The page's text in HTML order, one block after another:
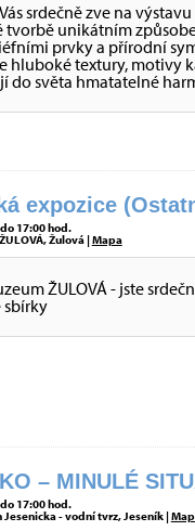
srdečně zve na
tvorbě unikátním
prvky a přírodní
hluboké textury, motivy
do světa hmatatelné
expozice
17:00 hod.
Žulová |Mapa
ŽULOVÁ - jste
sbírky
– MINULÉ
17:00 hod.
- vodní tvrz, Jeseník |